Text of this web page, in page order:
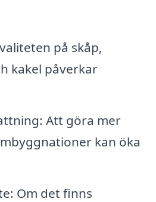
på skåp,
kakel påverkar
Att göra mer
kan öka
Om det finns